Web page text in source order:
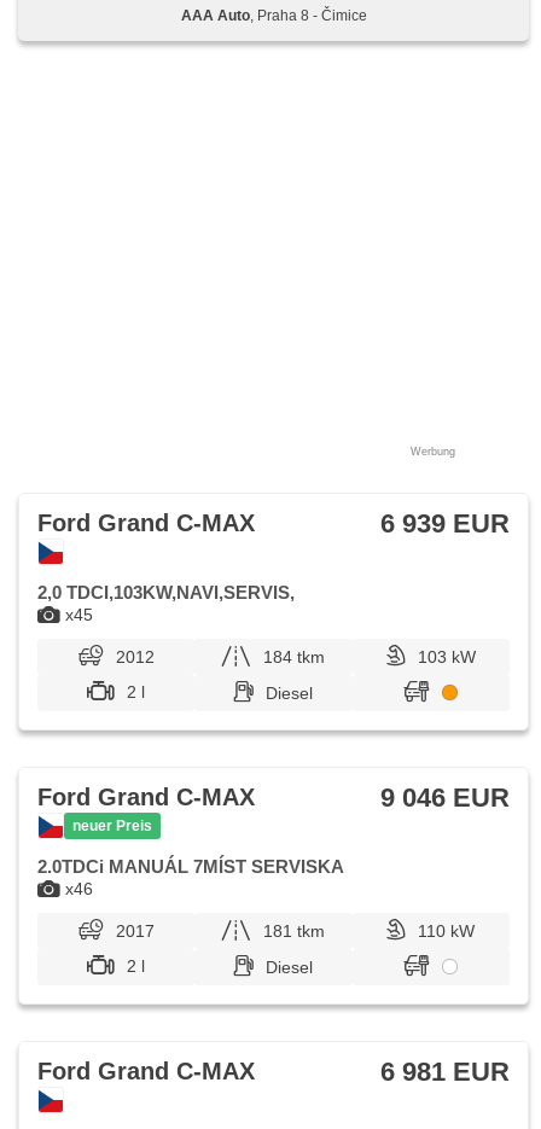
AAA Auto, Praha 8 - Čimice
Werbung
x45
Ford Grand C-MAX 6 939 EUR
2,0 TDCI,103KW,NAVI,SERVIS,
2012 184 tkm
103 kW
2 l
Diesel
x46
Ford Grand C-MAX
neuer Preis
9 046 EUR
2.0TDCi MANUÁL 7MÍST SERVISKA
2017 181 tkm
110 kW
2 l
Diesel
Ford Grand C-MAX 6 981 EUR